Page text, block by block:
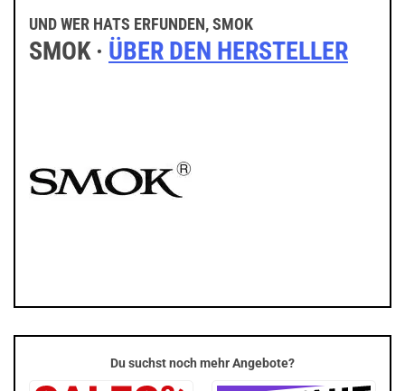
UND WER HATS ERFUNDEN, SMOK
SMOK · ÜBER DEN HERSTELLER
Du suchst noch mehr Angebote?